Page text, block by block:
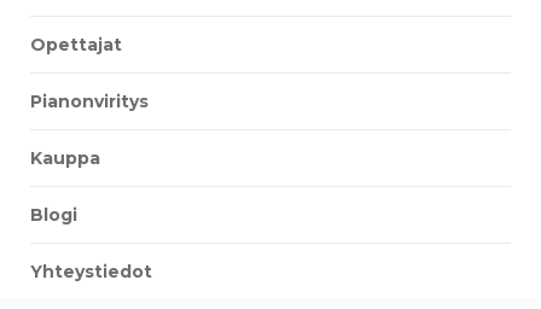
Opettajat
Pianonviritys
Kauppa
Blogi
Yhteystiedot